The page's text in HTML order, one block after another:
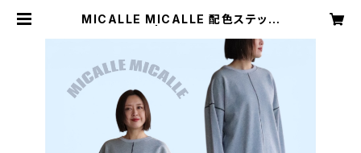
MICALLE MICALLE 配色ステッチ